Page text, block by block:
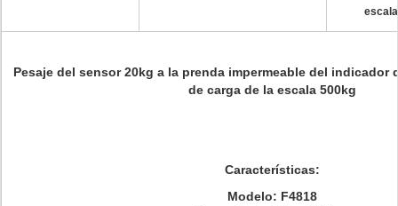
Pesaje del sensor 20kg a la prenda impermeable del indicador
de carga de la escala 500kg
Características:
Modelo: F4818